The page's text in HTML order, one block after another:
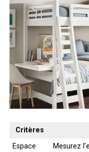
Critères
Espace
Mesurez